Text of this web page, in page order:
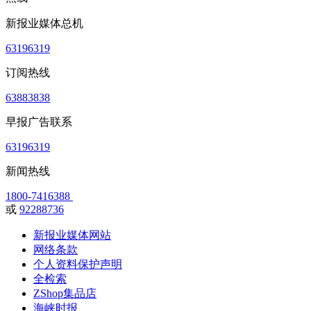
新报业媒体总机
63196319
订阅热线
63883838
早报广告联系
63196319
新闻热线
1800-7416388
或 92288736
新报业媒体网站
网络条款
个人资料保护声明
全检索
ZShop集品店
海峡时报